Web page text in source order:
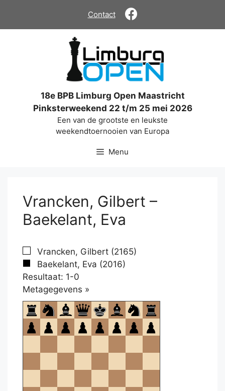
de
Contact
18e BPB Limburg Open Maastricht
Pinksterweekend 22 t/m 25 mei 2026
Een van de grootste en leukste
weekendtoernooien van Europa
Menu
Vrancken, Gilbert –
Baekelant, Eva
Vrancken, Gilbert (2165)
Baekelant, Eva (2016)
Resultaat: 1-0
Metagegevens »
om
te
openen.